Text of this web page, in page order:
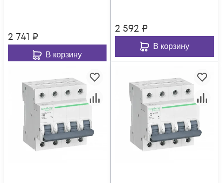
2 741 ₽
В корзину
2 592 ₽
В корзину